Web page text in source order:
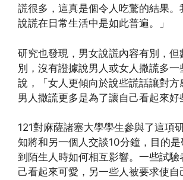
謊很多，這真是個令人吃驚的結果。
說謊在日常生活中是如此普遍。」
研究也發現，男女說謊內容有別，但
別，沒有證據說男人或女人撒謊多一
說，「女人更傾向於說些謊話讓對方
男人撒謊更多是為了讓自己看起來好
121對麻薩諸塞大學學生參與了這項
知將和另一個人交談10分鐘，目的
到陌生人時如何相互影響。一些試驗
己看起來可愛，另一些人被要求使自